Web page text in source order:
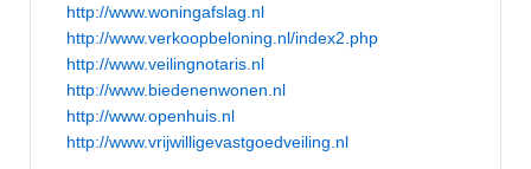
http://www.woningafslag.nl
http://www.verkoopbeloning.nl/index2.php
http://www.veilingnotaris.nl
http://www.biedenenwonen.nl
http://www.openhuis.nl
http://www.vrijwilligevastgoedveiling.nl